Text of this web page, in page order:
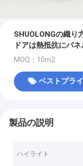
SHUOLONGの織り
ドアは熱抵抗にパ
MOQ：10m2
ベストプラ
製品の説明
ハイライト